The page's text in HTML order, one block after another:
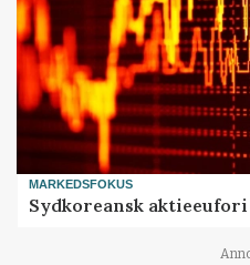
MARKEDSFOKUS
Sydkoreansk aktieeufori